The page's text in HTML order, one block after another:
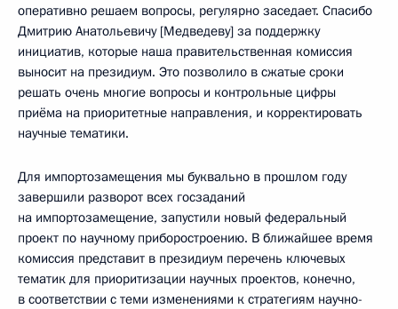
оперативно решаем вопросы, регулярно заседает. Спасибо
Дмитрию Анатольевичу [Медведеву] за поддержку
инициатив, которые наша правительственная комиссия
выносит на президиум. Это позволило в сжатые сроки
решать очень многие вопросы и контрольные цифры
приёма на приоритетные направления, и корректировать
научные тематики.
Для импортозамещения мы буквально в прошлом году
завершили разворот всех госзаданий
на импортозамещение, запустили новый федеральный
проект по научному приборостроению. В ближайшее время
комиссия представит в президиум перечень ключевых
тематик для приоритизации научных проектов, конечно,
в соответствии с теми изменениями к стратегиям научно-